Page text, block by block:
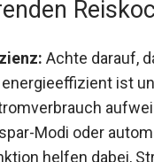
Achte darauf,
ist
Modi oder
helfen dabei,